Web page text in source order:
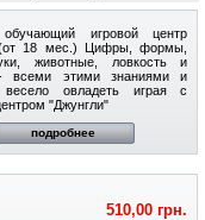
игровой центр
(от 18 мес.) Цифры, формы,
животные, ловкость и
всеми этими знаниями и
овладеть играя с
"Джунгли"
подробнее
510,00 грн.